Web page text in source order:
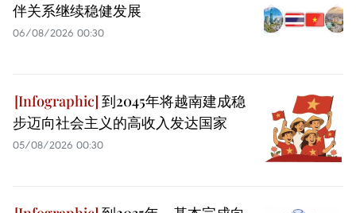
伴关系继续稳健发展
06/08/2026 00:30
到2045年将越南建成稳
步迈向社会主义的高收入发达国家
05/08/2026 00:30